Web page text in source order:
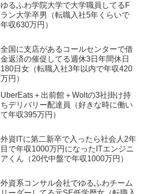
ゆるふわ学院大学で大学職員してるF
ラン大学卒男（転職入社5年くらいで
年収630万円）
全国に支店があるコールセンターで借
金返済の催促してる週休3日年間休日
180日女（転職入社3年以内で年収420
万円）
UberEats＋出前館＋Woltの3社掛け持
ちデリバリー配達員（好きな時に働い
て年収395万円）
外資ITに第二新卒で入ったら社会人2年
目で年収1000万円になったITエンジニ
アくん（20代中盤で年収1000万円）
外資系コンサル会社でゆるふわチーム